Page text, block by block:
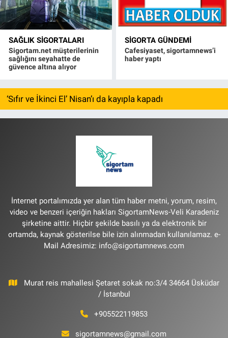
SAĞLIK SIGORTALARI
Sigortam.net müşterilerinin
sağlığını seyahatte de
güvence altına alıyor
SIGORTA GÜNDEMI
Cafesiyaset, sigortamnews’i
haber yaptı
‘Sıfır ve İkinci El’ Nisan’ı da kayıpla kapadı
İnternet portalımızda yer alan tüm haber metni, yorum, resim,
video ve benzeri içeriğin hakları SigortamNews-Veli Karadeniz
şirketine aittir. Hiçbir şekilde basılı ya da elektronik bir
ortamda, kaynak gösterilse bile izin alınmadan kullanılamaz. e-
Mail Adresimiz: info@sigortamnews.com
Murat reis mahallesi Şetaret sokak no:3/4 34664 Üsküdar
/ İstanbul
+905522119853
sigortamnews@gmail.com